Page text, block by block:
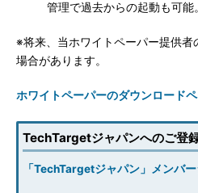
管理で過去からの起動も可能。
※将来、当ホワイトペーパー提供者
場合があります。
ホワイトペーパーのダウンロード
TechTargetジャパンへのご登
「TechTargetジャパン」メンバ